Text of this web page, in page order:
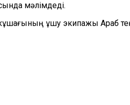
мәлімдеді.
ұшу экипажы Араб